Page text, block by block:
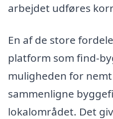
arbejdet udføres
En af de store
platform som find-
muligheden for
sammenligne
lokalområdet. Det